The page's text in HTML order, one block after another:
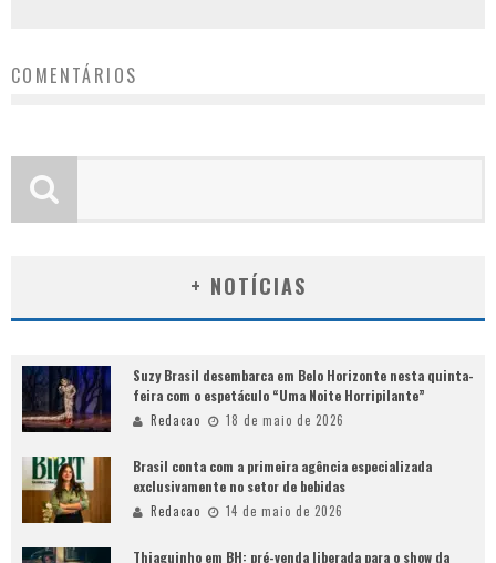
COMENTÁRIOS
+ NOTÍCIAS
Suzy Brasil desembarca em Belo Horizonte nesta quinta-
feira com o espetáculo “Uma Noite Horripilante”
Redacao 18 de maio de 2026
Brasil conta com a primeira agência especializada
exclusivamente no setor de bebidas
Redacao 14 de maio de 2026
Thiaguinho em BH: pré-venda liberada para o show da